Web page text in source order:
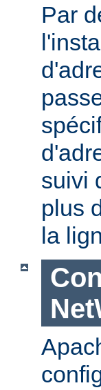
Par
suivi
plus
la